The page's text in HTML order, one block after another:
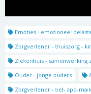
Emoties - emotioneel
Zorgverlener - thuiszorg -
Ziekenhuis - samenwerking
Ouder - jonge ouders
Zorgverlener - bel- app-